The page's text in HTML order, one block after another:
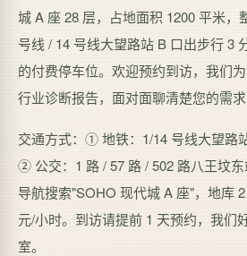
城 A 座 28 层，占地面积 1200 平米，
号线 / 14 号线大望路站 B 口出步行 3
的付费停车位。欢迎预约到访，我们
行业诊断报告，面对面聊清楚您的需求
交通方式：① 地铁：1/14 号线大望路
② 公交：1 路 / 57 路 / 502 路八王坟
导航搜索"SOHO 现代城 A 座"，地库
元/小时。到访请提前 1 天预约，我们
室。